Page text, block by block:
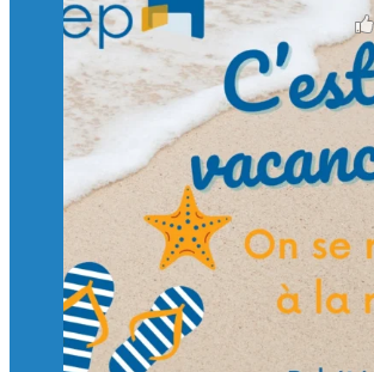
Charger plus Suivre sur
Voir sur Facebook · Partager
🙏 Soutenez l’Isep via la taxe
et contribuons ensemble à former
d’ingénieurs de demain. 🙏
Merci à tous !
🎯 Taxe d’apprentissage 2026 : avec
un numérique au service de l'humain !
À l’Isep, nous formons des ingénieurs,
Mastères Spécialisés, qui allient
valeurs humaines, au cœur de notre pro
...Voir plus
il y a 2 mois